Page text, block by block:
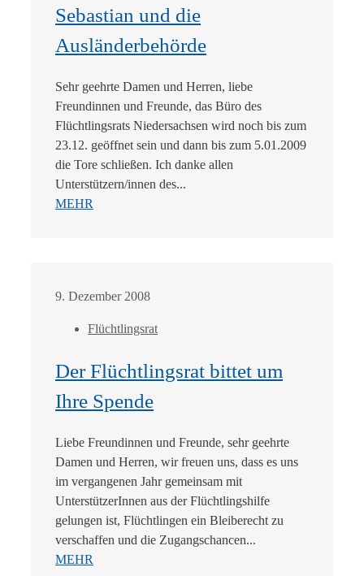
Sebastian und die
Ausländerbehörde
Sehr geehrte Damen und Herren, liebe
Freundinnen und Freunde, das Büro des
Flüchtlingsrats Niedersachsen wird noch bis zum
23.12. geöffnet sein und dann bis zum 5.01.2009
die Tore schließen. Ich danke allen
Unterstützern/innen des...
MEHR
9. Dezember 2008
Flüchtlingsrat
Der Flüchtlingsrat bittet um
Ihre Spende
Liebe Freundinnen und Freunde, sehr geehrte
Damen und Herren, wir freuen uns, dass es uns
im vergangenen Jahr gemeinsam mit
UnterstützerInnen aus der Flüchtlingshilfe
gelungen ist, Flüchtlingen ein Bleiberecht zu
verschaffen und die Zugangschancen...
MEHR